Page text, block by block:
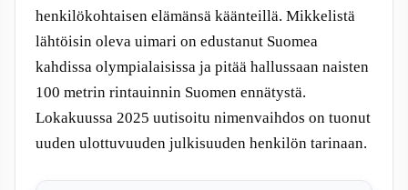
henkilökohtaisen elämänsä käänteillä. Mikkelistä
lähtöisin oleva uimari on edustanut Suomea
kahdissa olympialaisissa ja pitää hallussaan naisten
100 metrin rintauinnin Suomen ennätystä.
Lokakuussa 2025 uutisoitu nimenvaihdos on tuonut
uuden ulottuvuuden julkisuuden henkilön tarinaan.